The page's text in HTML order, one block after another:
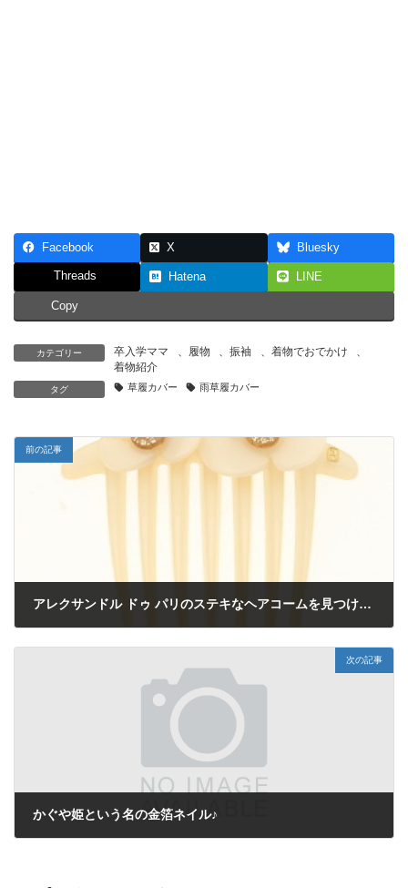
Facebook X Bluesky
Threads Hatena LINE
Copy
カテゴリー 卒入学ママ 、 履物 、振袖 、 着物でおでかけ
、
着物紹介
タグ 草履カバー 雨草履カバー
前の記事
アレクサンドル ドゥ パリのステキなヘアコームを見つけました♪
次の記事
かぐや姫という名の金箔ネイル♪